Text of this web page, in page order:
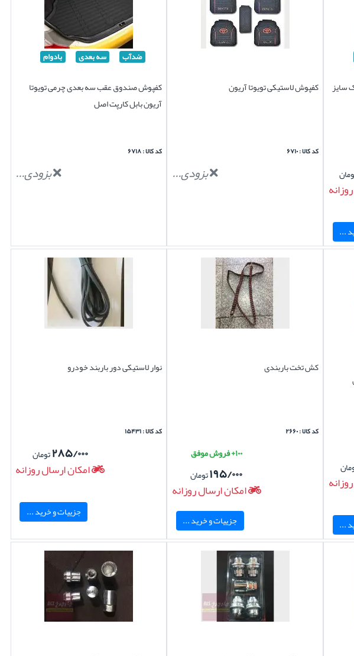
سایز
...
کفپوش لاستیکی تویوتا آریون
کد کالا : ۶۷۱۰
بزودی...
ضدآب سه بعدی بادوام
کفپوش صندوق عقب سه بعدی چرمی تویوتا
آریون بابل کارپت اصل
کد کالا : ۶۷۱۸
بزودی...
...
کش تخت باربندی
کد کالا : ۲۶۶۰
۱۰۰+ فروش موفق
۱۹۵/۰۰۰تومان
امکان ارسال روزانه
جزییات و خرید ...
نوار لاستیکی دور باربند خودرو
کد کالا : ۱۵۴۳۱
۲۸۵/۰۰۰تومان
امکان ارسال روزانه
جزییات و خرید ...